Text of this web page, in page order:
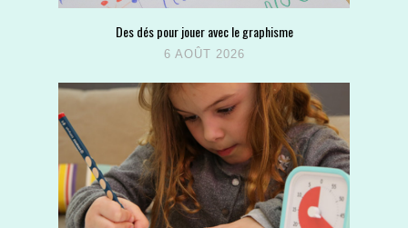
Des dés pour jouer avec le graphisme
6 AOÛT 2026